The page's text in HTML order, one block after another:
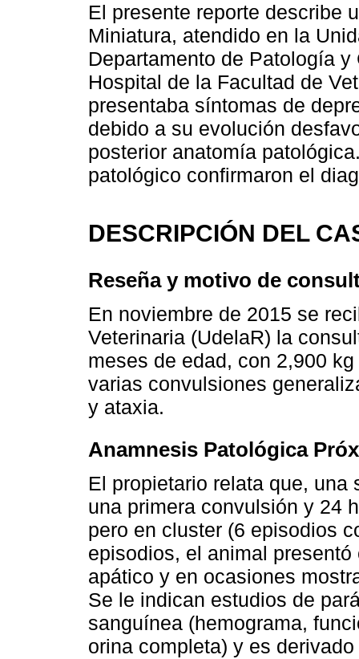
El presente reporte describe
Miniatura, atendido en la
Departamento de Patología
Hospital de la Facultad de
presentaba síntomas de
debido a su evolución
posterior anatomía
patológico confirmaron el
DESCRIPCIÓN DEL
Reseña y motivo de
En noviembre de 2015 se
Veterinaria (UdelaR) la
meses de edad, con 2,900
varias convulsiones
y ataxia.
Anamnesis Patológica
El propietario relata que,
una primera convulsión y 24
pero en cluster (6 episodios
episodios, el animal
apático y en ocasiones
Se le indican estudios de
sanguínea (hemograma,
orina completa) y es